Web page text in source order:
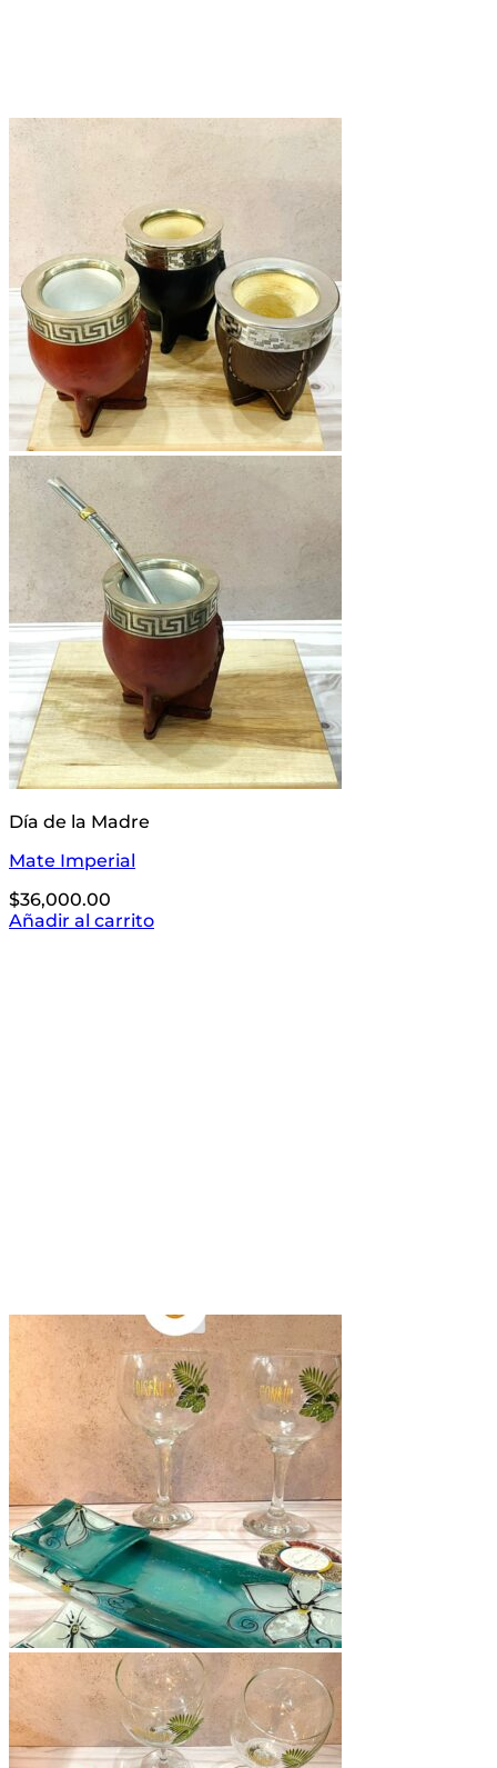
Día de la Madre
Mate Imperial
$36,000.00
Añadir al carrito